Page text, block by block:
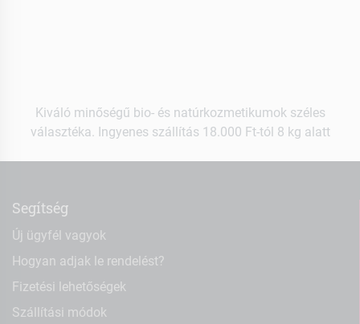
Kiváló minőségű bio- és natúrkozmetikumok széles
választéka. Ingyenes szállítás 18.000 Ft-tól 8 kg alatt
Segítség
Új ügyfél vagyok
Hogyan adjak le rendelést?
Fizetési lehetőségek
Szállítási módok